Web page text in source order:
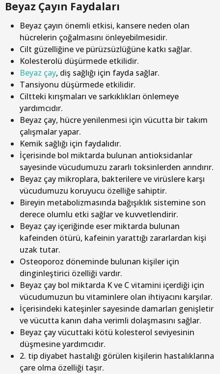
Beyaz Çayın Faydaları
Beyaz çayın önemli etkisi, kansere neden olan
hücrelerin çoğalmasını önleyebilmesidir.
Cilt güzelliğine ve pürüzsüzlüğüne katkı sağlar.
Kolesterolü düşürmede etkilidir.
Beyaz çay, diş sağlığı için fayda sağlar.
Tansiyonu düşürmede etkilidir.
Ciltteki kırışmaları ve sarkıklıkları önlemeye
yardımcıdır.
Beyaz çay, hücre yenilenmesi için vücutta bir takım
çalışmalar yapar.
Kemik sağlığı için faydalıdır.
İçerisinde bol miktarda bulunan antioksidanlar
sayesinde vücudumuzu zararlı toksinlerden arındırır.
Beyaz çay mikroplara, bakterilere ve virüslere karşı
vücudumuzu koruyucu özelliğe sahiptir.
Bireyin metabolizmasında bağışıklık sistemine son
derece olumlu etki sağlar ve kuvvetlendirir.
Beyaz çay içeriğinde eser miktarda bulunan
kafeinden ötürü, kafeinin yarattığı zararlardan kişi
uzak tutar.
Osteoporoz döneminde bulunan kişiler için
dinginleştirici özelliği vardır.
Beyaz çay bol miktarda K ve C vitamini içerdiği için
vücudumuzun bu vitaminlere olan ihtiyacını karşılar.
İçerisindeki kateşinler sayesinde damarları genişletir
ve vücutta kanın daha verimli dolaşmasını sağlar.
Beyaz çay vücuttaki kötü kolesterol seviyesinin
düşmesine yardımcıdır.
2. tip diyabet hastalığı görülen kişilerin hastalıklarına
çare olma özelliği taşır.